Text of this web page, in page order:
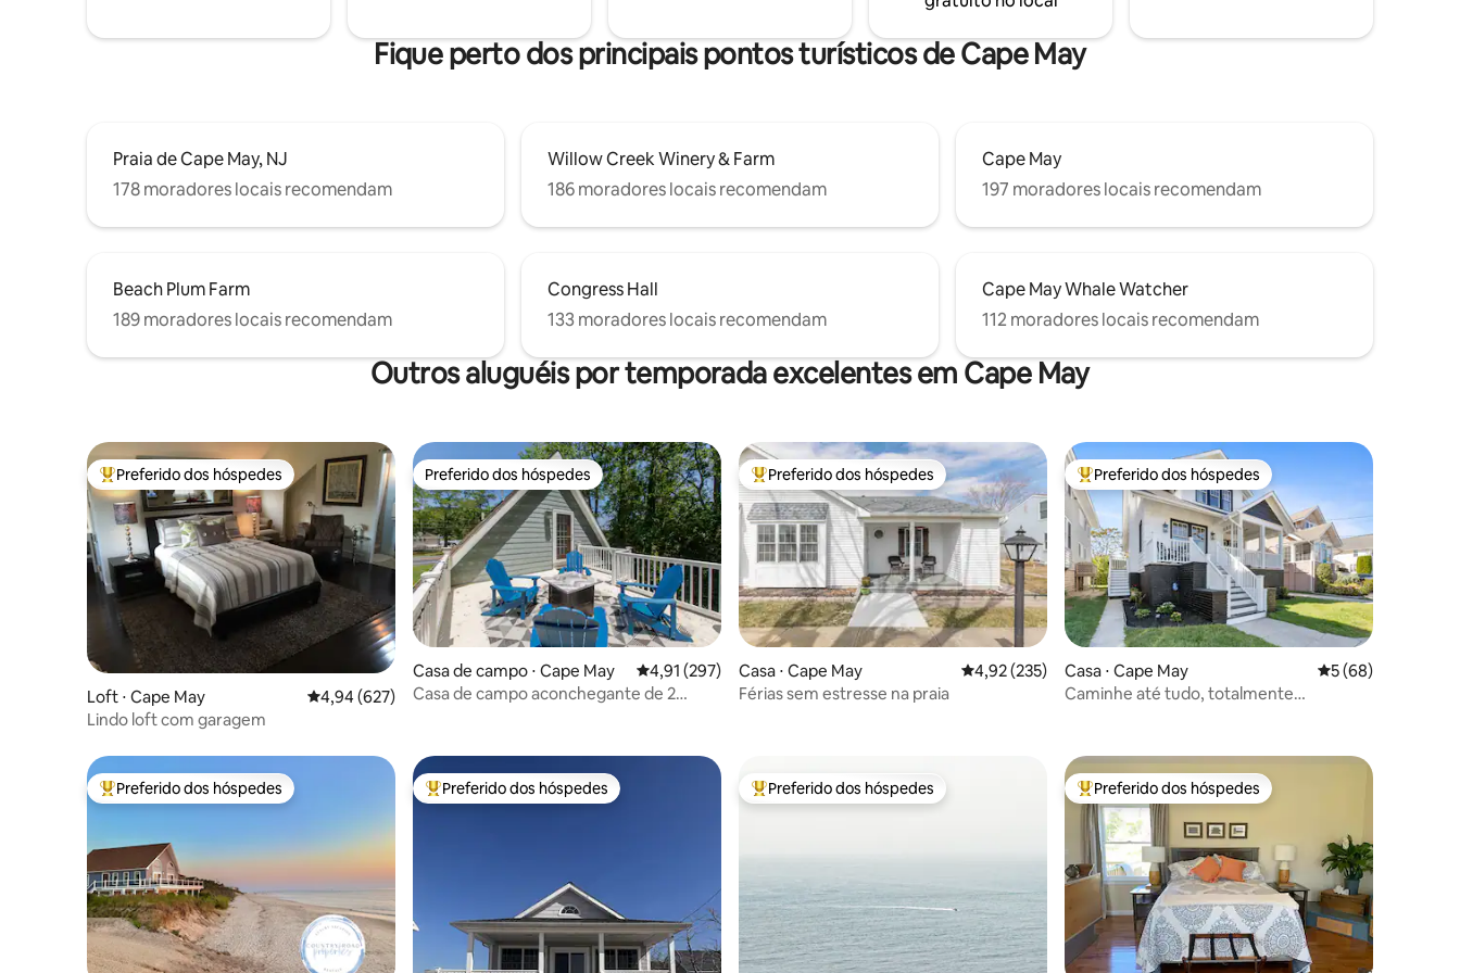
mais emocionante da costa!
e aquecida a 104.
Fique perto dos principais pontos turísticos de Cape May
Praia de Cape May, NJ
178 moradores locais recomendam
Willow Creek Winery & Farm
186 moradores locais recomendam
Cape May
197 moradores locais recomendam
Beach Plum Farm
189 moradores locais recomendam
Congress Hall
133 moradores locais recomendam
Cape May Whale Watcher
112 moradores locais recomendam
Outros aluguéis por temporada excelentes em Cape May
Entre os melhores preferidos dos hóspedes
Preferido dos hóspedes
Loft ⋅ Cape May 4,94 de uma avaliação média de 5, 627 avaliações
4,94 (627)
Lindo loft com garagem
Preferido dos hóspedes
Preferido dos hóspedes
Casa de campo ⋅ Cape May 4,91 de uma avaliação média de 5, 297 avaliações
4,91 (297)
Casa de campo aconchegante de 2
Entre os melhores preferidos dos hóspedes
Preferido dos hóspedes
Casa ⋅ Cape May 4,92 de uma avaliação média de 5, 235 avaliações
4,92 (235)
Férias sem estresse na praia
Entre os melhores preferidos dos hóspedes
Preferido dos hóspedes
Casa ⋅ Cape May 5 de uma
5 (68)
Caminhe até tudo, totalmente
Entre os melhores preferidos dos hóspedes
Preferido dos hóspedes Entre os melhores preferidos dos hóspedes
Preferido dos hóspedes Entre os melhores preferidos dos hóspedes
Preferido dos hóspedes Entre os melhores preferidos dos hóspedes
Preferido dos hóspedes